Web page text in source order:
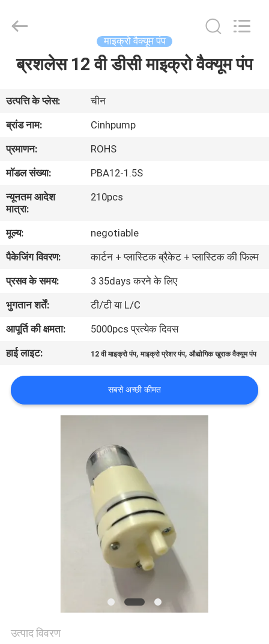
घर
उत्पाद
हमारे
बारे
भ्रमण
गुणवत्ता
नियंत्रण
संपर्क
करें
समाचार
co.,limited.
माइक्रो वैक्यूम पंप
ब्रशलेस 12 वी डीसी माइक्रो वैक्यूम पंप
उत्पत्ति के प्लेस:
चीन
ब्रांड नाम:
Cinhpump
प्रमाणन:
ROHS
मॉडल संख्या:
PBA12-1.5S
न्यूनतम आदेश
मात्रा:
210pcs
मूल्य:
negotiable
पैकेजिंग विवरण:
कार्टन + प्लास्टिक ब्रैकेट + प्लास्टिक की फिल्म
प्रसव के समय:
3 35days करने के लिए
भुगतान शर्तें:
टी/टी या L/C
आपूर्ति की क्षमता:
5000pcs प्रत्येक दिवस
हाई लाइट:
12 वी माइक्रो पंप,माइक्रो प्रेशर पंप,औद्योगिक खुराक वैक्यूम पंप
सबसे अच्छी कीमत
उत्पाद विवरण